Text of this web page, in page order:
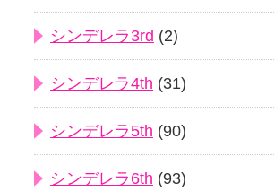
シンデレラ3rd (2)
シンデレラ4th (31)
シンデレラ5th (90)
シンデレラ6th (93)